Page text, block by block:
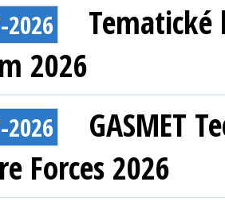
2026
Tematické
2026
2026
GASMET
Forces 2026